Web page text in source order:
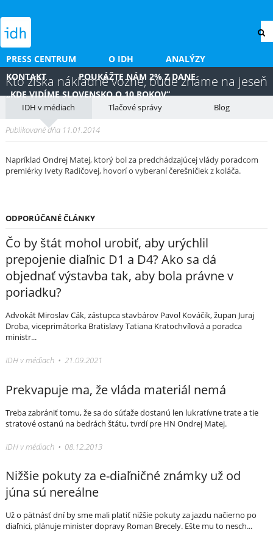
PRESS CENTRUM O IDH
ANALÝZY
KONTAKT
POUKÁŽTE NÁM 2% Z DANE
„KDE VIDÍME SLOVENSKO O 10 ROKOV“
Kto získa nákladné vozne, bude známe na jeseň
IDH v médiach Tlačové správy Blog
Publikované dňa 11.01.2014
Napríklad Ondrej Matej, ktorý bol za predchádzajúcej vlády poradcom
premiérky Ivety Radičovej, hovorí o vyberaní čerešničiek z koláča.
ODPORÚČANÉ ČLÁNKY
Čo by štát mohol urobiť, aby urýchlil
prepojenie diaľnic D1 a D4? Ako sa dá
objednať výstavba tak, aby bola právne v
poriadku?
Advokát Miroslav Cák, zástupca stavbárov Pavol Kováčik, župan Juraj
Droba, viceprimátorka Bratislavy Tatiana Kratochvílová a poradca
ministr...
IDH v médiach • 21.09.2021
Prekvapuje ma, že vláda materiál nemá
Treba zabrániť tomu, že sa do súťaže dostanú len lukratívne trate a tie
stratové ostanú na bedrách štátu, tvrdí pre HN Ondrej Matej.
IDH v médiach • 08.12.2013
Nižšie pokuty za e-diaľničné známky už od
júna sú nereálne
Už o pätnásť dní by sme mali platiť nižšie pokuty za jazdu načierno po
diaľnici, plánuje minister dopravy Roman Brecely. Ešte mu to nesch...